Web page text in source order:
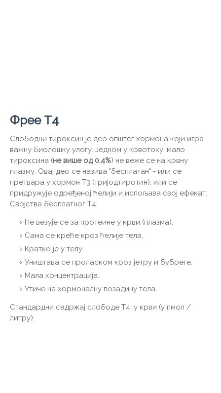
Фрее Т4
Слободни тироксин је део општег хормона који игра
важну биолошку улогу. Једном у крвотоку, мало
тироксина (не више од 0,4%) не веже се на крвну
плазму. Овај део се назива "бесплатан" - или се
претвара у хормон Т3 (тријодтиротин), или се
придружује одређеној ћелији и испољава свој ефекат.
Својства бесплатног Т4:
Не везује се за протеине у крви (плазма).
Сама се креће кроз ћелије тела.
Кратко је у телу.
Уништава се проласком кроз јетру и бубреге.
Мала концентрација.
Утиче на хормоналну позадину тела.
Стандардни садржај слободе Т4. у крви (у пмол /
литру):